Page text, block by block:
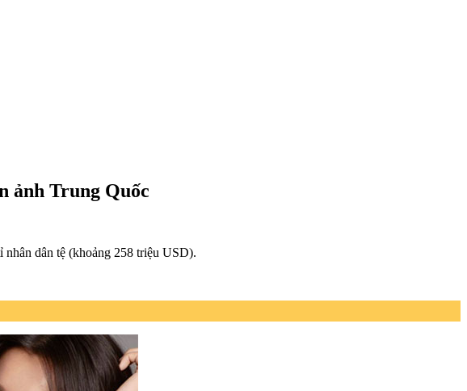
ảnh Trung Quốc
dân tệ (khoảng 258 triệu USD).